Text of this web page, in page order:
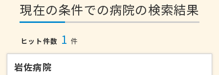
現在の条件での病院の検索結果
ヒット件数 1 件
岩佐病院